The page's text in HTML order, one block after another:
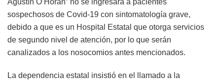
sospechosos de Covid-19 con sintomatología grave,
debido a que es un Hospital Estatal que otorga servicios
de segundo nivel de atención, por lo que serán
canalizados a los nosocomios antes mencionados.
La dependencia estatal insistió en el llamado a la